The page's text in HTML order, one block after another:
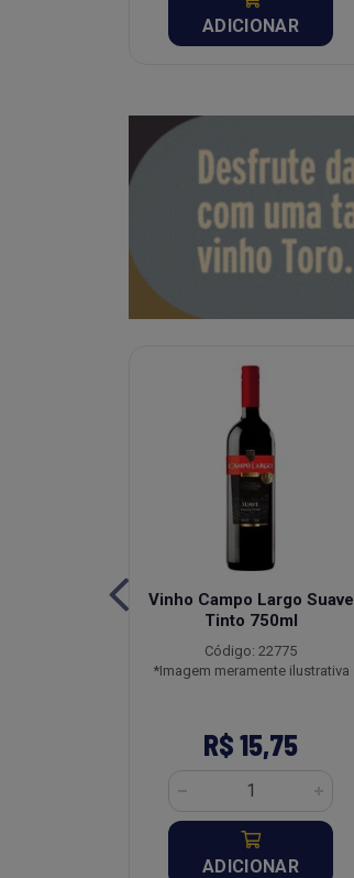
ADICIONAR
Vinho Campo Largo Suave
Tinto 750ml
Código: 22775
*Imagem meramente ilustrativa
R$ 15,75
ADICIONAR